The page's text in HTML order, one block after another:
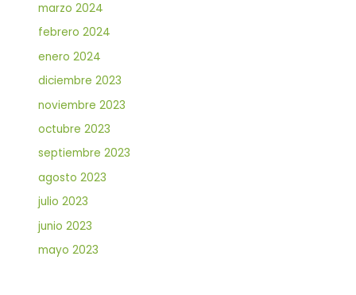
marzo 2024
febrero 2024
enero 2024
diciembre 2023
noviembre 2023
octubre 2023
septiembre 2023
agosto 2023
julio 2023
junio 2023
mayo 2023